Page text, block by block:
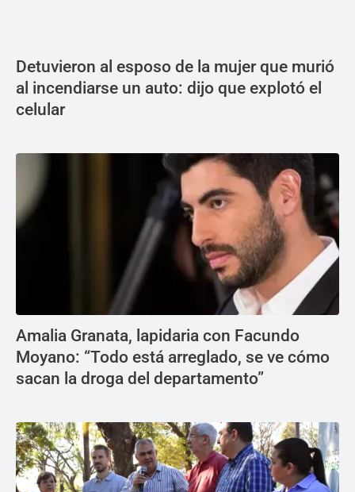
Detuvieron al esposo de la mujer que murió
al incendiarse un auto: dijo que explotó el
celular
Amalia Granata, lapidaria con Facundo
Moyano: “Todo está arreglado, se ve cómo
sacan la droga del departamento”